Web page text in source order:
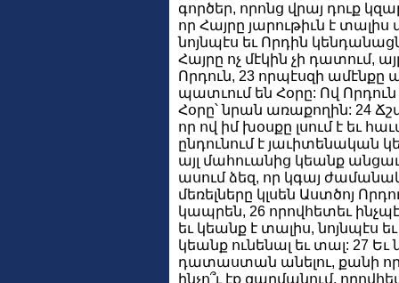
գործեր, որոնց վրայ դուք
որ Հայրը յարութիւն է տալիս
նոյնպէս եւ Որդին
Հայրը ոչ մէկին չի դատում,
Որդուն, 23 որպէսզի ամէնքը
պատւում են Հօրը: Ով
Հօրը՝ նրան առաքողին: 24
որ ով իմ խօսքը լսում է եւ
ընդունում է յաւիտենական
այլ մահուանից կեանք
ասում ձեզ, որ կգայ
մեռելները կլսեն Աստծոյ
կապրեն, 26 որովհետեւ
եւ կեանք է տալիս, նոյնպէս
կեանք ունենալ եւ տալ: 27
դատաստան անելու, քանի որ
ինչո՞ւ էք զարմանում,